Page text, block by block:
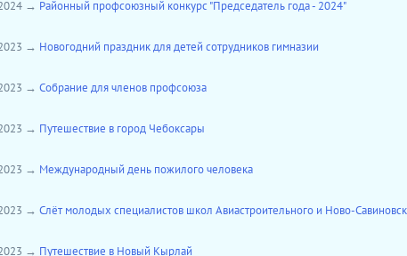
→ Районный профсоюзный конкурс "Председатель года - 2024"
→ Новогодний праздник для детей сотрудников гимназии
→ Собрание для членов профсоюза
→ Путешествие в город Чебоксары
→ Международный день пожилого человека
→ Слёт молодых специалистов школ Авиастроительного и Ново-
→ Путешествие в Новый Кырлай